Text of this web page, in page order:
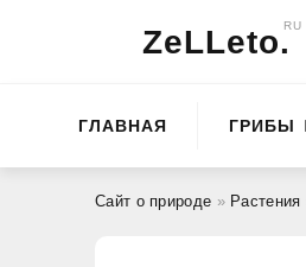
ZeLLeto.RU
ГЛАВНАЯ ГРИБЫ
Сайт о природе » Растения